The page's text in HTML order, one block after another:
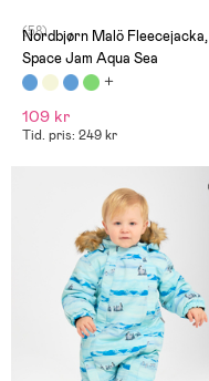
(58)
Nordbjørn Malö Fleecejacka,
Space Jam Aqua Sea
109 kr
Tid. pris: 249 kr